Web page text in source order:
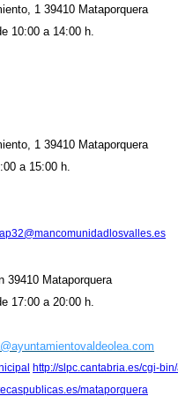
1 39410 Mataporquera
10:00 a 14:00 h.
1 39410 Mataporquera
a 15:00 h.
39410 Mataporquera
17:00 a 20:00 h.
http://slpc.cantabria.es/cgi-
mataporquera